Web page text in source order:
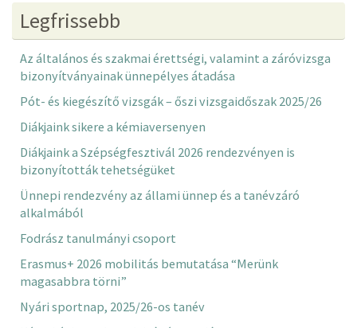
Legfrissebb
Az általános és szakmai érettségi, valamint a záróvizsga
bizonyítványainak ünnepélyes átadása
Pót- és kiegészítő vizsgák – őszi vizsgaidőszak 2025/26
Diákjaink sikere a kémiaversenyen
Diákjaink a Szépségfesztivál 2026 rendezvényen is
bizonyították tehetségüket
Ünnepi rendezvény az állami ünnep és a tanévzáró
alkalmából
Fodrász tanulmányi csoport
Erasmus+ 2026 mobilitás bemutatása “Merünk
magasabbra törni”
Nyári sportnap, 2025/26-os tanév